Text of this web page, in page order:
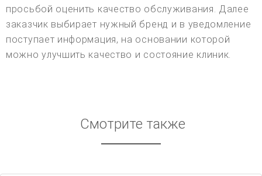
просьбой оценить качество обслуживания. Далее
заказчик выбирает нужный бренд и в уведомление
поступает информация, на основании которой
можно улучшить качество и состояние клиник.
Смотрите также